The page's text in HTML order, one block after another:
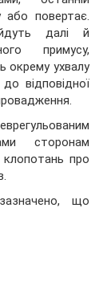
повертає.
далі й
примусу,
окрему ухвалу
відповідної
сторонам
клопотань про
що